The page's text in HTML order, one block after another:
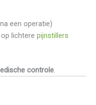
een operatie)
lichtere pijnstillers
controle.